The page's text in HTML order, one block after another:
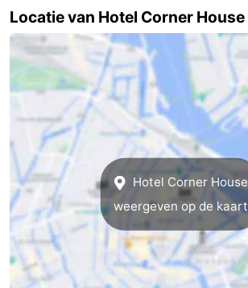
het
centrum
en
tuinen
Stadsdelen
Omgeving
Noord-
Holland
-
Zuid-
Holland
Praktisch
Forum
Reisboekenwinkel
Locatie van Hotel Corner House
Hotel Corner House
weergeven op de kaart